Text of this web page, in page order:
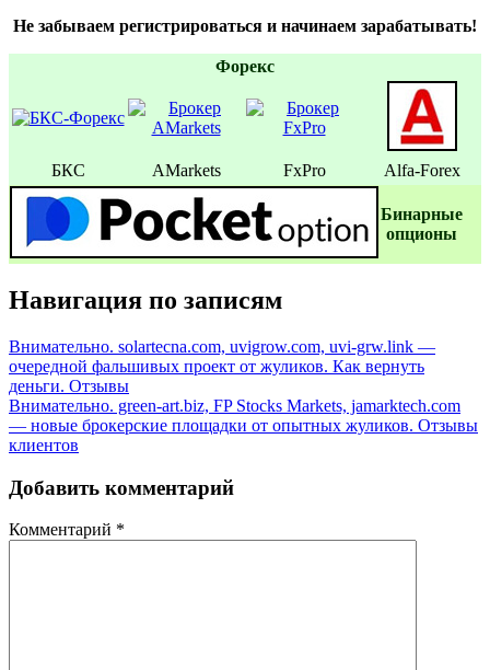
Не забываем регистрироваться и начинаем зарабатывать!
Форекс
БКС AMarkets FxPro Alfa-Forex
Бинаpные
oпционы
Навигация по записям
Внимательно. solartecna.com, uvigrow.com, uvi-grw.link —
очередной фальшивых проект от жуликов. Как вернуть
деньги. Отзывы
Внимательно. green-art.biz, FP Stocks Markets, jamarktech.com
— новые брокерские площадки от опытных жуликов. Отзывы
клиентов
Добавить комментарий
Комментарий *